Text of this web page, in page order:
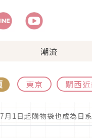
潮流
東京 關西
7月1日起購物袋也成為日